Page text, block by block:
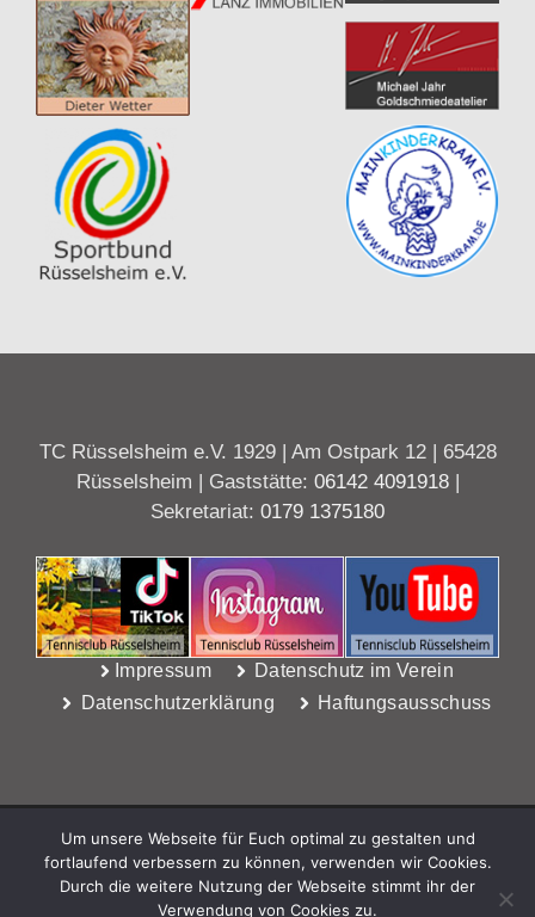
TC Rüsselsheim e.V. 1929 | Am Ostpark 12 | 65428
Rüsselsheim | Gaststätte: 06142 4091918|
Sekretariat: 0179 1375180
Impressum
Datenschutz im Verein
Datenschutzerklärung
Haftungsausschuss
Um unsere Webseite für Euch optimal zu gestalten und
fortlaufend verbessern zu können, verwenden wir Cookies.
Durch die weitere Nutzung der Webseite stimmt ihr der
Verwendung von Cookies zu.